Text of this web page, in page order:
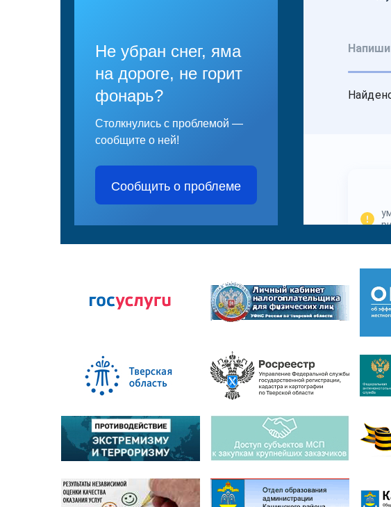
Не убран снег, яма
на дороге, не горит
фонарь?
Столкнулись с проблемой —
сообщите о ней!
Сообщить о проблеме